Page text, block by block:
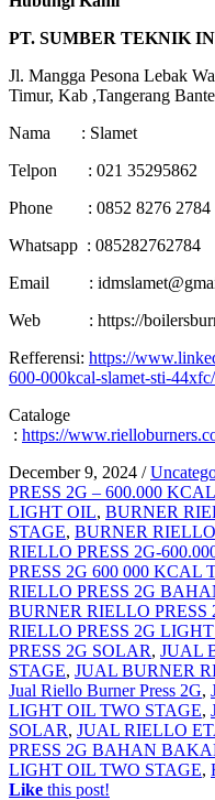
PT. SUMBER TEKNIK
Jl. Mangga Pesona Lebak
Timur, Kab ,Tangerang
Nama : Slamet
Telpon : 021 35295862
Phone : 0852 8276 2784
Whatsapp : 085282762784
Email :
Web : https://
Refferensi: https://
600-000kcal-slamet-sti-44xfc/
Cataloge
: https://
December 9, 2024 /
PRESS 2G – 600.000 KCAL
LIGHT OIL, BURNER
STAGE, BURNER
RIELLO PRESS 2G-
PRESS 2G 600 000 KCAL
RIELLO PRESS 2G
BURNER RIELLO
RIELLO PRESS 2G
PRESS 2G SOLAR, JUAL
STAGE, JUAL BURNER
Jual Riello Burner Press 2G,
LIGHT OIL TWO STAGE,
SOLAR, JUAL RIELLO
PRESS 2G BAHAN
LIGHT OIL TWO STAGE,
Like this post!